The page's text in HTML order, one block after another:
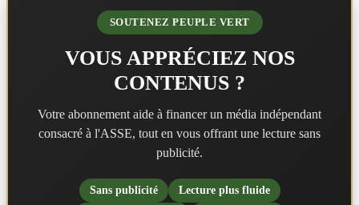
SOUTENEZ PEUPLE VERT
VOUS APPRÉCIEZ NOS
CONTENUS ?
Votre abonnement aide à financer un média indépendant
consacré à l'ASSE, tout en vous offrant une lecture sans
publicité.
Sans publicité Lecture plus fluide